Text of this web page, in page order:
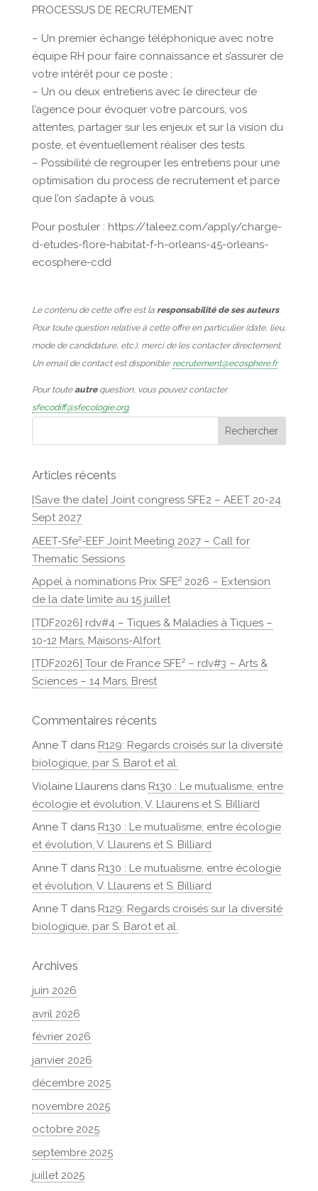
PROCESSUS DE RECRUTEMENT
– Un premier échange téléphonique avec notre
équipe RH pour faire connaissance et s’assurer de
votre intérêt pour ce poste ;
– Un ou deux entretiens avec le directeur de
l’agence pour évoquer votre parcours, vos
attentes, partager sur les enjeux et sur la vision du
poste, et éventuellement réaliser des tests.
– Possibilité de regrouper les entretiens pour une
optimisation du process de recrutement et parce
que l’on s’adapte à vous.
Pour postuler : https://taleez.com/apply/charge-
d-etudes-flore-habitat-f-h-orleans-45-orleans-
ecosphere-cdd
Le contenu de cette offre est la responsabilité de ses auteurs.
Pour toute question relative à cette offre en particulier (date, lieu,
mode de candidature, etc.), merci de les contacter directement.
Un email de contact est disponible: recrutement@ecosphere.fr
Pour touteautrequestion, vous pouvez contacter
sfecodiff@sfecologie.org.
Articles récents
[Save the date] Joint congress SFE2 – AEET 20-24
Sept 2027
AEET-Sfe²-EEF Joint Meeting 2027 – Call for
Thematic Sessions
Appel à nominations Prix SFE² 2026 – Extension
de la date limite au 15 juillet
[TDF2026] rdv#4 – Tiques & Maladies à Tiques –
10-12 Mars, Maisons-Alfort
[TDF2026] Tour de France SFE² – rdv#3 – Arts &
Sciences – 14 Mars, Brest
Commentaires récents
Anne Tdans R129: Regards croisés sur la diversité
biologique, par S. Barot et al.
Violaine Llaurensdans R130 : Le mutualisme, entre
écologie et évolution, V. Llaurens et S. Billiard
Anne Tdans R130 : Le mutualisme, entre écologie
et évolution, V. Llaurens et S. Billiard
Anne Tdans R130 : Le mutualisme, entre écologie
et évolution, V. Llaurens et S. Billiard
Anne Tdans R129: Regards croisés sur la diversité
biologique, par S. Barot et al.
Archives
juin 2026
avril 2026
février 2026
janvier 2026
décembre 2025
novembre 2025
octobre 2025
septembre 2025
juillet 2025